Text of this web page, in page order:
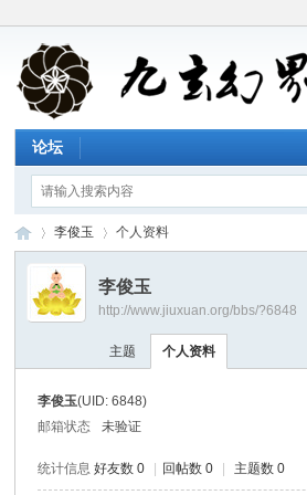
论坛
›
李俊玉 个人资料
李俊玉
http://www.jiuxuan.org/bbs/?6848
主题 个人资料
李俊玉(UID: 6848)
邮箱状态
未验证
统计信息 好友数 0 回帖数 0 主题数 0